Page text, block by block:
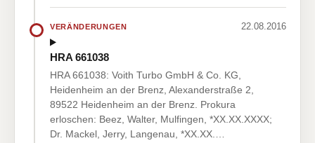
VERÄNDERUNGEN 22.08.2016
HRA 661038
HRA 661038: Voith Turbo GmbH & Co. KG,
Heidenheim an der Brenz, Alexanderstraße 2,
89522 Heidenheim an der Brenz. Prokura
erloschen: Beez, Walter, Mulfingen, *XX.XX.XXXX;
Dr. Mackel, Jerry, Langenau, *XX.XX.…